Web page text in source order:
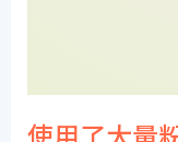
使用了大量